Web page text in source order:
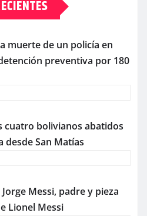
muerte de un policía en
preventiva por 180
cuatro bolivianos abatidos
San Matías
Messi, padre y pieza
Lionel Messi